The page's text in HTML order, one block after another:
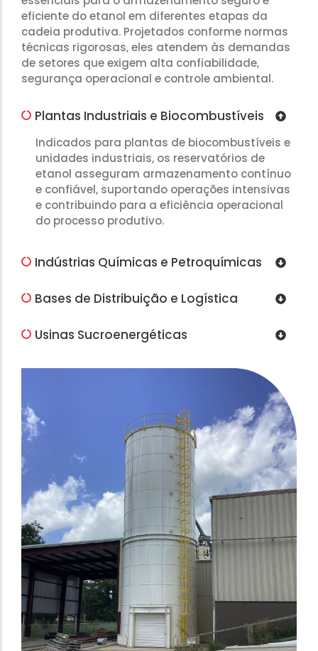
eficiente do etanol em diferentes etapas da
cadeia produtiva. Projetados conforme normas
técnicas rigorosas, eles atendem às demandas
de setores que exigem alta confiabilidade,
segurança operacional e controle ambiental.
Plantas Industriais e Biocombustíveis
Indicados para plantas de biocombustíveis e
unidades industriais, os reservatórios de
etanol asseguram armazenamento contínuo
e confiável, suportando operações intensivas
e contribuindo para a eficiência operacional
do processo produtivo.
Indústrias Químicas e Petroquímicas
Bases de Distribuição e Logística
Usinas Sucroenergéticas